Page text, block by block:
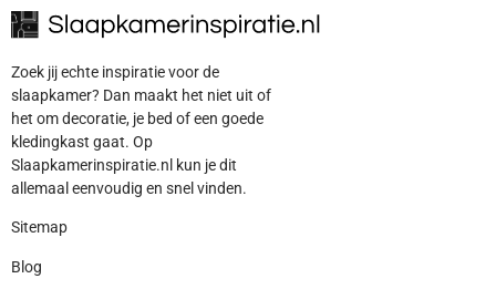
Zoek jij echte inspiratie voor de
slaapkamer? Dan maakt het niet uit of
het om decoratie, je bed of een goede
kledingkast gaat. Op
Slaapkamerinspiratie.nl kun je dit
allemaal eenvoudig en snel vinden.
Sitemap
Blog